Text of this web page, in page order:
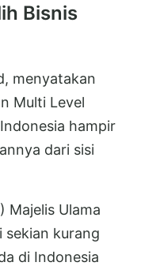
Bisnis
menyatakan
Multi Level
hampir
dari sisi
Majelis Ulama
sekian kurang
di Indonesia